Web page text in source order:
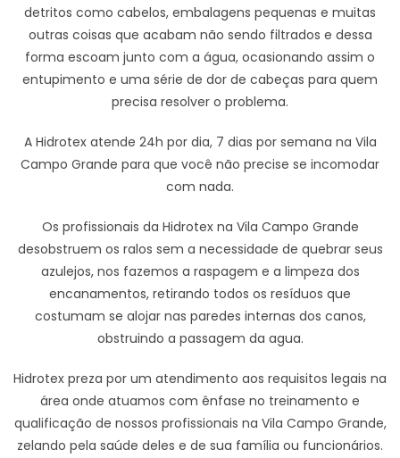
detritos como cabelos, embalagens pequenas e muitas
outras coisas que acabam não sendo filtrados e dessa
forma escoam junto com a água, ocasionando assim o
entupimento e uma série de dor de cabeças para quem
precisa resolver o problema.
A Hidrotex atende 24h por dia, 7 dias por semana na Vila
Campo Grande para que você não precise se incomodar
com nada.
Os profissionais da Hidrotex na Vila Campo Grande
desobstruem os ralos sem a necessidade de quebrar seus
azulejos, nos fazemos a raspagem e a limpeza dos
encanamentos, retirando todos os resíduos que
costumam se alojar nas paredes internas dos canos,
obstruindo a passagem da agua.
Hidrotex preza por um atendimento aos requisitos legais na
área onde atuamos com ênfase no treinamento e
qualificação de nossos profissionais na Vila Campo Grande,
zelando pela saúde deles e de sua família ou funcionários.